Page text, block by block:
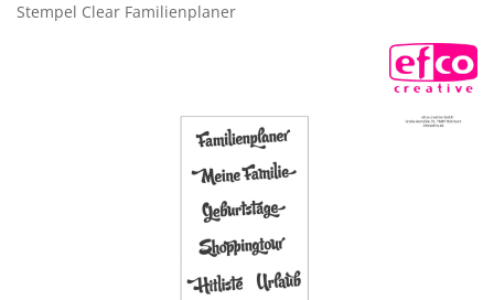
Stem­pel Clear Fa­mi­li­en­pla­ner